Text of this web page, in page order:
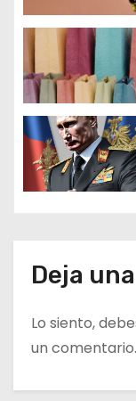
n
d
e
e
n
t
a
a
s
Deja
Lo siento,
un comentario.